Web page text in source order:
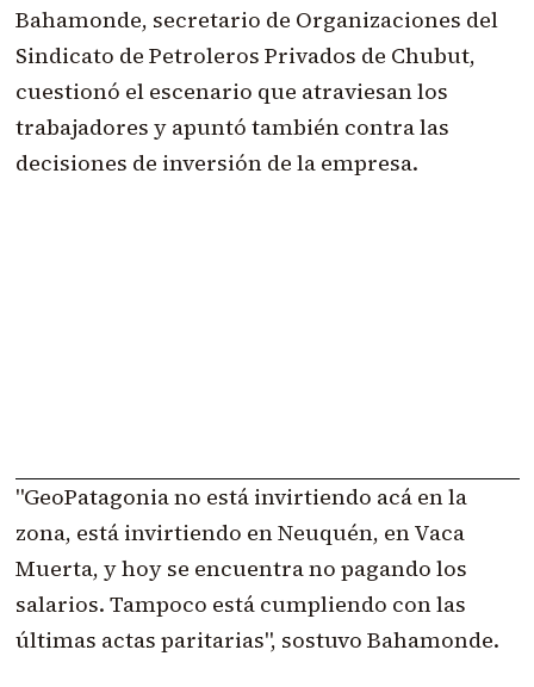
Bahamonde, secretario de Organizaciones del
Sindicato de Petroleros Privados de Chubut,
cuestionó el escenario que atraviesan los
trabajadores y apuntó también contra las
decisiones de inversión de la empresa.
"GeoPatagonia no está invirtiendo acá en la
zona, está invirtiendo en Neuquén, en Vaca
Muerta, y hoy se encuentra no pagando los
salarios. Tampoco está cumpliendo con las
últimas actas paritarias", sostuvo Bahamonde.